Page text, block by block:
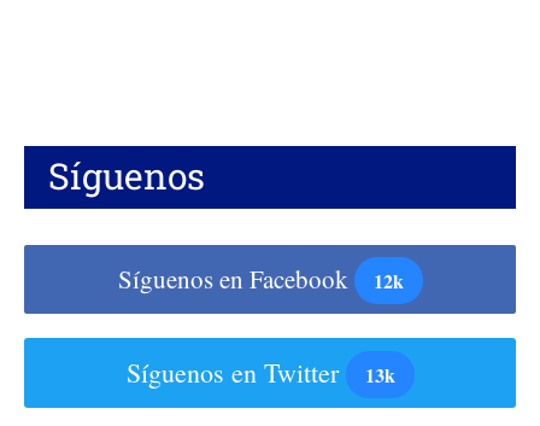
Síguenos
Síguenos en Facebook 12k
Síguenos en Twitter 13k